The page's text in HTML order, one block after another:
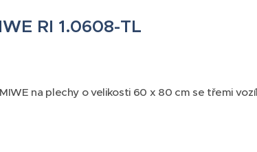
RI 1.0608-TL
na plechy o velikosti 60 x 80 cm se třemi